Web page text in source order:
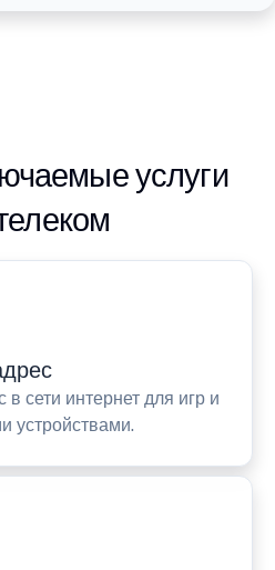
услуги
сети интернет для игр и
устройствами.